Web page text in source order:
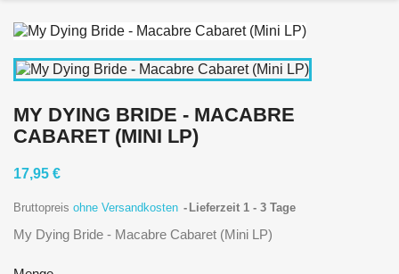
MY DYING BRIDE - MACABRE
CABARET (MINI LP)
17,95 €
Bruttopreis ohne Versandkosten Lieferzeit 1 - 3 Tage
My Dying Bride - Macabre Cabaret (Mini LP)